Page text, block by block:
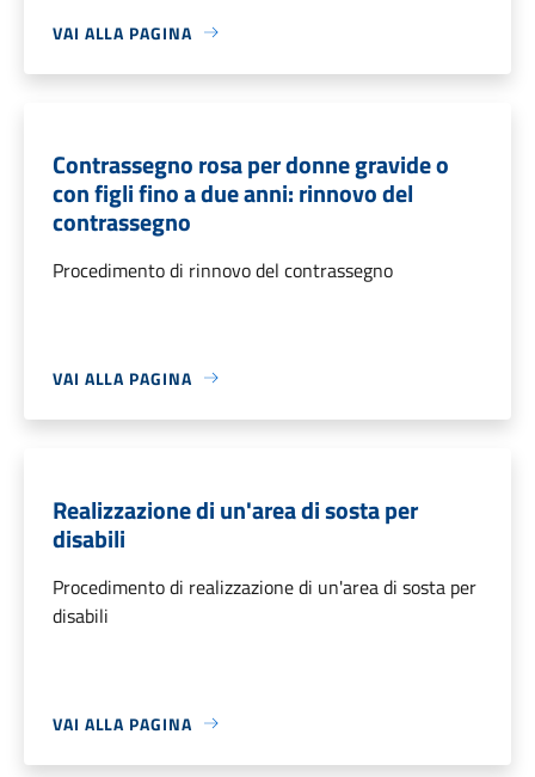
VAI ALLA PAGINA
Contrassegno rosa per donne gravide o
con figli fino a due anni: rinnovo del
contrassegno
Procedimento di rinnovo del contrassegno
VAI ALLA PAGINA
Realizzazione di un'area di sosta per
disabili
Procedimento di realizzazione di un'area di sosta per
disabili
VAI ALLA PAGINA